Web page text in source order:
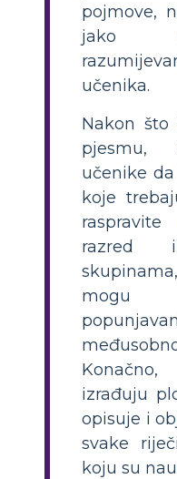
pojmove,
jako
učenika.
Nakon
pjesmu,
učenike
koje
mogu
izrađuju
opisuje i
svake
koju su